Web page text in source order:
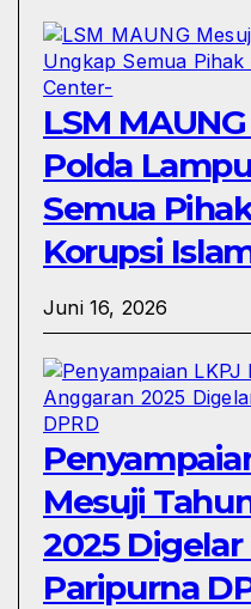
LSM
Polda
Semua
Korupsi
Juni 16, 2026
Mesuji
2025
Paripurna